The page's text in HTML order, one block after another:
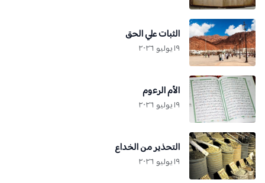
الثبات علي الحق
١٩ يوليو ٢٠٢٦
الأم الرءوم
١٩ يوليو ٢٠٢٦
التحذير من الخداع
١٩ يوليو ٢٠٢٦